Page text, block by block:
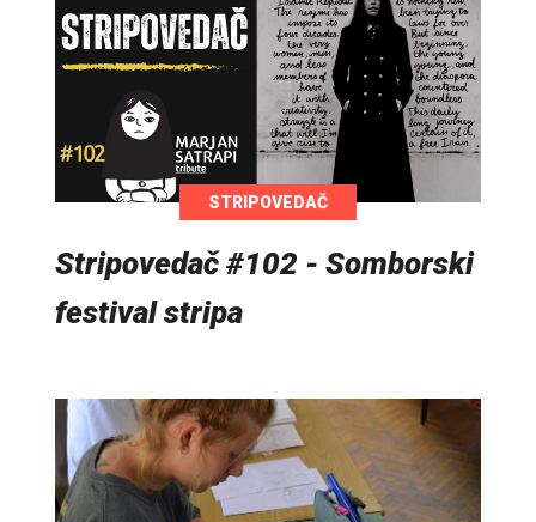
STRIPOVEDAČ
Stripovedač #102 - Somborski
festival stripa